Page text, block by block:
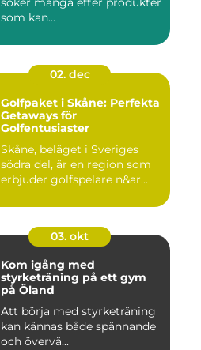
som kan...
02. dec
Golfpaket i Skåne: Perfekta
Getaways för
Golfentusiaster
Skåne, beläget i Sveriges
södra del, är en region som
erbjuder golfspelare n&ar...
03. okt
Kom igång med
styrketräning på ett gym
på Öland
Att börja med styrketräning
kan kännas både spännande
och övervä...